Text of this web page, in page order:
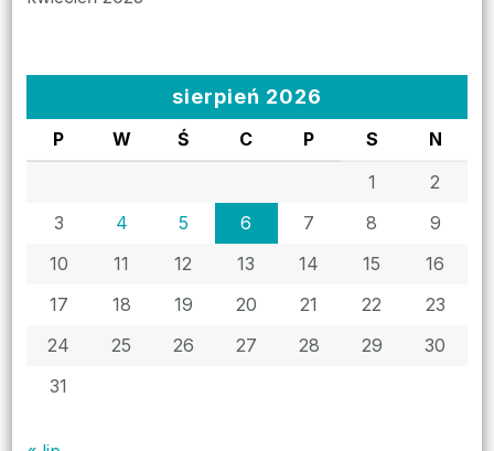
sierpień 2026
P W Ś C P S
N
1
2
3
4 5 6 7 8
9
10
11 12 13 14 15
16
17
18 19 20 21 22
23
24
25 26 27 28 29
30
31